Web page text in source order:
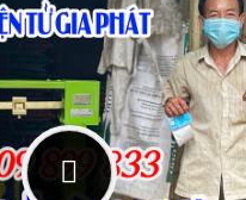
0 g.
dụ 500 g, 1000 g, 2000 g)
theo hướng dẫn
có).
cân nhận giá trị và lưu lại.